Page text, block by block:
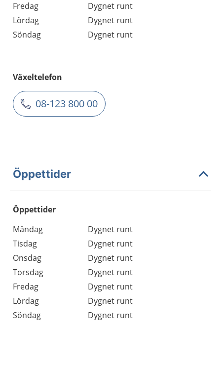
Fredag
Dygnet runt
Lördag
Dygnet runt
Söndag
Dygnet runt
Växeltelefon
08-123 800 00
Öppettider
Öppettider
Dag
Öppettider
Kommentarer
Måndag
Dygnet runt
Tisdag
Dygnet runt
Onsdag
Dygnet runt
Torsdag
Dygnet runt
Fredag
Dygnet runt
Lördag
Dygnet runt
Söndag
Dygnet runt